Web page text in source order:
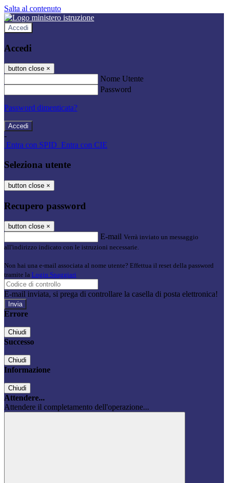
Salta al contenuto
Accedi
Accedi
button close ×
Nome Utente
Password
Password dimenticata?
-
Entra con SPID Entra con CIE
Seleziona utente
button close ×
Recupero password
button close ×
E-mail Verrà inviato un messaggio
all'indirizzo indicato con le istruzioni necessarie.
Non hai una e-mail associata al nome utente? Effettua il reset della password
tramite la Login Spaggiari
E-mail inviata, si prega di controllare la casella di posta elettronica!
Errore
Chiudi
Successo
Chiudi
Informazione
Chiudi
Attendere...
Attendere il completamento dell'operazione...